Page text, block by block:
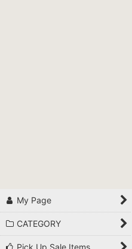
My Page
CATEGORY